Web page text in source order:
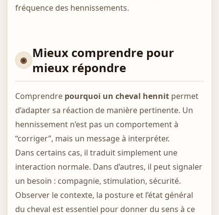
fréquence des hennissements.
Mieux comprendre pour
mieux répondre
Comprendre pourquoi un cheval hennitpermet
d’adapter sa réaction de manière pertinente. Un
hennissement n’est pas un comportement à
“corriger”, mais un message à interpréter.
Dans certains cas, il traduit simplement une
interaction normale. Dans d’autres, il peut signaler
un besoin : compagnie, stimulation, sécurité.
Observer le contexte, la posture et l’état général
du cheval est essentiel pour donner du sens à ce